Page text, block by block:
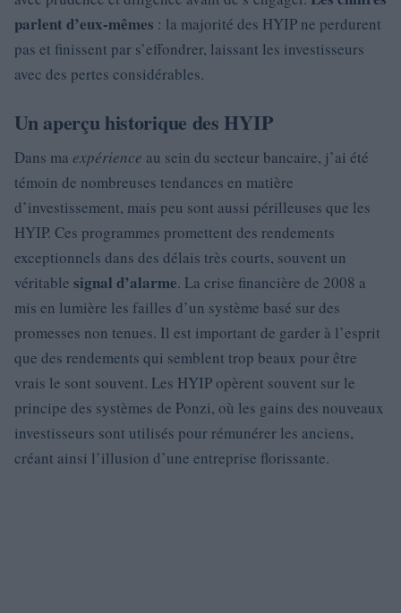
parlent d’eux-mêmes : la majorité des HYIP ne perdurent
pas et finissent par s’effondrer, laissant les investisseurs
avec des pertes considérables.
Un aperçu historique des HYIP
Dans ma expérience au sein du secteur bancaire, j’ai été
témoin de nombreuses tendances en matière
d’investissement, mais peu sont aussi périlleuses que les
HYIP. Ces programmes promettent des rendements
exceptionnels dans des délais très courts, souvent un
véritable signal d’alarme. La crise financière de 2008 a
mis en lumière les failles d’un système basé sur des
promesses non tenues. Il est important de garder à l’esprit
que des rendements qui semblent trop beaux pour être
vrais le sont souvent. Les HYIP opèrent souvent sur le
principe des systèmes de Ponzi, où les gains des nouveaux
investisseurs sont utilisés pour rémunérer les anciens,
créant ainsi l’illusion d’une entreprise florissante.